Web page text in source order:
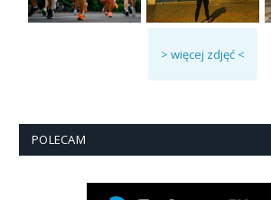
> więcej zdjęć <
POLECAM